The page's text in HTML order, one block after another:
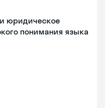
юридическое
понимания языка